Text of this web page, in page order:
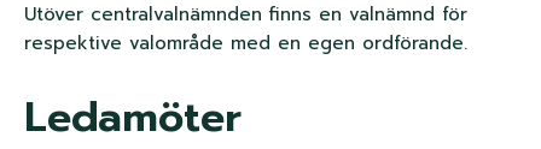
Utöver centralvalnämnden finns en valnämnd för
respektive valområde med en egen ordförande.
Ledamöter